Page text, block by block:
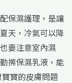
保濕護理，是讓
天，冷氣可以降
要注意室內濕
擦保濕乳液，能
寶的皮膚問題